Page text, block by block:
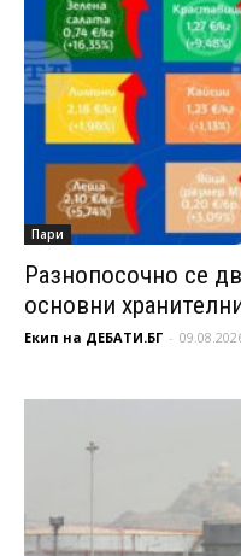
Пари
Разнопосочно се
основни
Екип на ДЕБАТИ.БГ -